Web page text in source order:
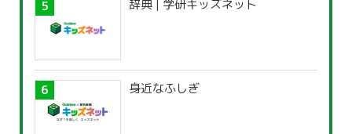
辞典 | 学研キッズネット
身近なふしぎ